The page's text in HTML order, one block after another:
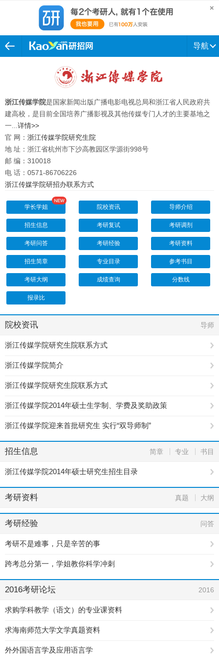
导航
浙江传媒学院是国家新闻出版广播电影电视总局和浙江省人民政府共
建高校，是目前全国培养广播影视及其他传媒专门人才的主要基地之
一... 详情>>
官 网： 浙江传媒学院研究生院
地 址：浙江省杭州市下沙高教园区学源街998号
邮 编： 310018
电 话：0571-86706226
浙江传媒学院研招办联系方式
学长学姐 院校资讯 导师介绍
招生信息 考研复试 考研调剂
考研问答 考研经验 考研资料
招生简章 专业目录 参考书目
考研大纲 成绩查询 分数线
报录比
院校资讯 导师
浙江传媒学院研究生院联系方式
浙江传媒学院简介
浙江传媒学院研究生院联系方式
浙江传媒学院2014年硕士生学制、学费及奖助政策
浙江传媒学院迎来首批研究生 实行“双导师制”
招生信息 简章 专业 书目
浙江传媒学院2014年硕士研究生招生目录
考研资料 真题 大纲
考研经验 问答
考研不是难事，只是辛苦的事
跨考总分第一，学姐教你科学冲刺
2016考研论坛 2016
求购学科教学（语文）的专业课资料
求海南师范大学文学真题资料
外外国语言学及应用语言学